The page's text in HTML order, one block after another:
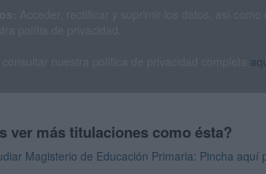
ver más titulaciones como ésta?
Magisterio de Educación Primaria: Pincha aquí